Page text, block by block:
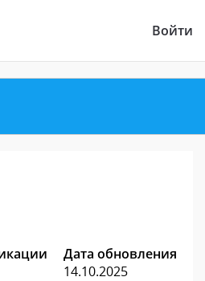
Войти
Дата обновления
14.10.2025